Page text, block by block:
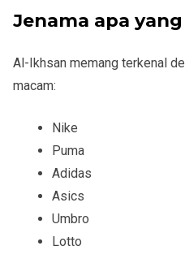
Jenama apa yang
Al-Ikhsan memang terkenal
macam:
Nike
Puma
Adidas
Asics
Umbro
Lotto